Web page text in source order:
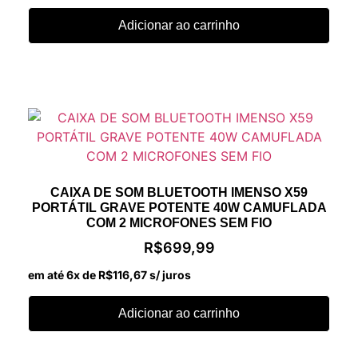
Adicionar ao carrinho
CAIXA DE SOM BLUETOOTH IMENSO X59
PORTÁTIL GRAVE POTENTE 40W CAMUFLADA
COM 2 MICROFONES SEM FIO
R$699,99
em até 6x de R$116,67s/ juros
Adicionar ao carrinho